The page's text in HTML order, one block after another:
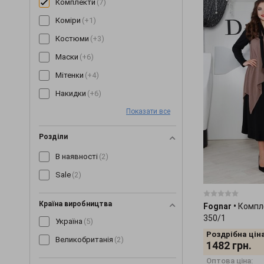
Комплекти (7)
Коміри (+1)
Костюми (+3)
Маски (+6)
Мітенки (+4)
Накидки (+6)
Різне(+37)
Сережки(+3)
Снуди(+78)
Сумки(+2)
Показати все
Розділи
В наявності (2)
Sale (2)
Країна виробництва
Україна (5)
Великобританія (2)
Fognar •
350/1
Роздрібна
1482 грн.
Оптова ціна: